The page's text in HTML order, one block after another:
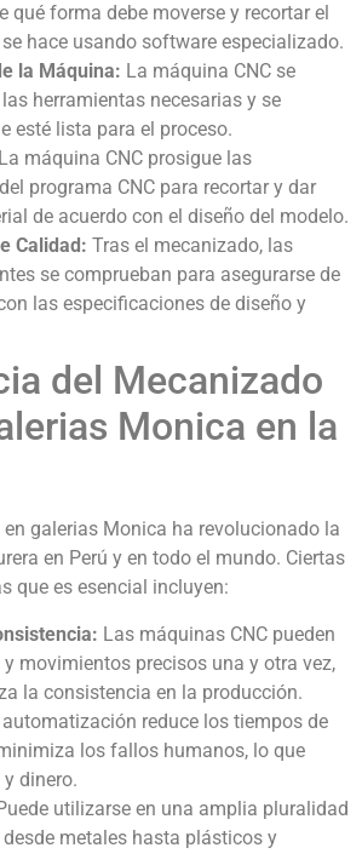
qué forma debe moverse y recortar el
hace usando software especializado.
la Máquina: La máquina CNC se
herramientas necesarias y se
esté lista para el proceso.
La máquina CNC prosigue las
programa CNC para recortar y dar
de acuerdo con el diseño del modelo.
Calidad: Tras el mecanizado, las
se comprueban para asegurarse de
las especificaciones de diseño y
del Mecanizado
Monica en la
en galerias Monica ha revolucionado la
en Perú y en todo el mundo. Ciertas
que es esencial incluyen:
Las máquinas CNC pueden
movimientos precisos una y otra vez,
la consistencia en la producción.
reduce los tiempos de
los fallos humanos, lo que
dinero.
utilizarse en una amplia pluralidad
metales hasta plásticos y